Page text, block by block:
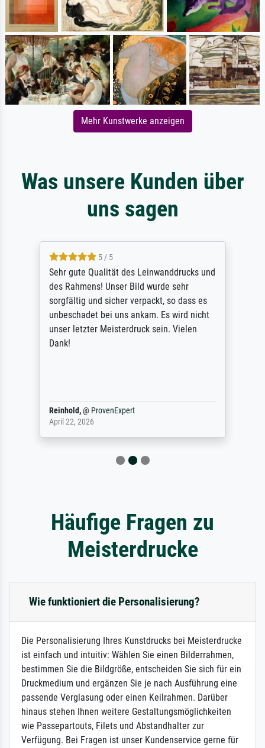
Mehr Kunstwerke anzeigen
Was unsere Kunden über
uns sagen
5 / 5
Sehr gute Qualität des Leinwanddrucks und
des Rahmens! Unser Bild wurde sehr
sorgfältig und sicher verpackt, so dass es
unbeschadet bei uns ankam. Es wird nicht
unser letzter Meisterdruck sein. Vielen
Dank!
Reinhold,@ ProvenExpert
April 22, 2026
Häufige Fragen zu
Meisterdrucke
Wie funktioniert die Personalisierung?
Die Personalisierung Ihres Kunstdrucks bei Meisterdrucke
ist einfach und intuitiv: Wählen Sie einen Bilderrahmen,
bestimmen Sie die Bildgröße, entscheiden Sie sich für ein
Druckmedium und ergänzen Sie je nach Ausführung eine
passende Verglasung oder einen Keilrahmen. Darüber
hinaus stehen Ihnen weitere Gestaltungsmöglichkeiten
wie Passepartouts, Filets und Abstandhalter zur
Verfügung. Bei Fragen ist unser Kundenservice gerne für